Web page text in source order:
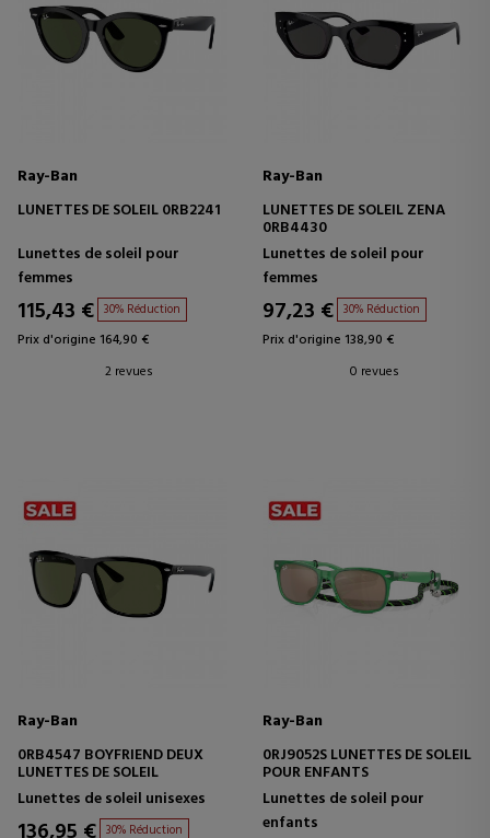
Ray-Ban
LUNETTES DE SOLEIL 0RB2241
Lunettes de soleil pour
femmes
115,43 € 30% Réduction
Prix d'origine 164,90 €
2 revues
Ray-Ban
LUNETTES DE SOLEIL ZENA
0RB4430
Lunettes de soleil pour
femmes
97,23 € 30% Réduction
Prix d'origine 138,90 €
0 revues
Ray-Ban
0RB4547 BOYFRIEND DEUX
LUNETTES DE SOLEIL
Lunettes de soleil unisexes
30% Réduction
Ray-Ban
0RJ9052S LUNETTES DE SOLEIL
POUR ENFANTS
Lunettes de soleil pour
enfants